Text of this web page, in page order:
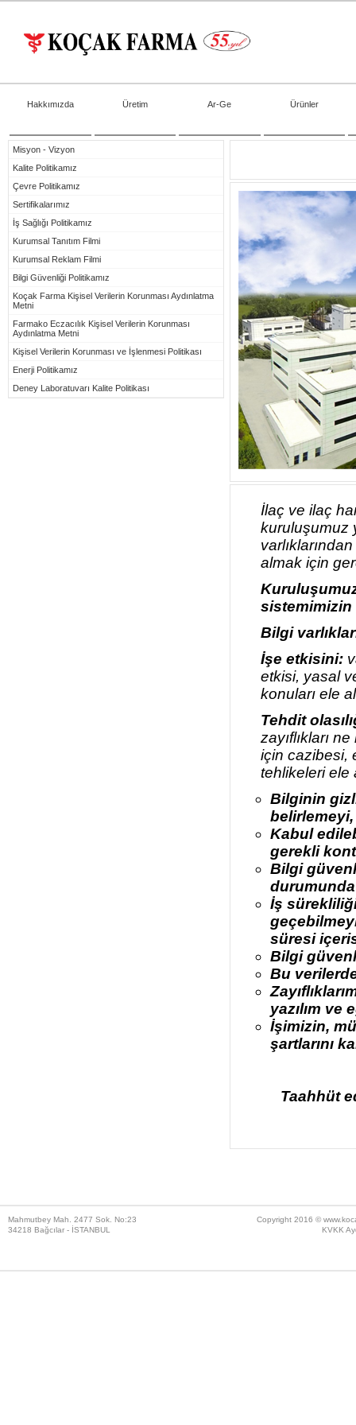
Hakkımızda Üretim Ar-Ge Ürünler
Misyon - Vizyon
Kalite Politikamız
Çevre Politikamız
Sertifikalarımız
İş Sağlığı Politikamız
Kurumsal Tanıtım Filmi
Kurumsal Reklam Filmi
Bilgi Güvenliği Politikamız
Koçak Farma Kişisel Verilerin Korunması Aydınlatma
Metni
Farmako Eczacılık Kişisel Verilerin Korunması
Aydınlatma Metni
Kişisel Verilerin Korunması ve İşlenmesi Politikası
Enerji Politikamız
Deney Laboratuvarı Kalite Politikası
İlaç ve ilaç
kuruluşumuz
almak için
Bilgi
İşe etkisini:
etkisi, yasal
konuları ele
Tehdit
zayıflıkları
için cazibesi,
tehlikeleri ele
Bilginin
Kabul
gerekli
Bilgi
İş
süresi
Bilgi
Bu
yazılım ve
İşimizin,
şartlarını
Taahhüt
Mahmutbey Mah. 2477 Sok. No:23
34218 Bağcılar - İSTANBUL
Copyright 2016 ©
KVKK